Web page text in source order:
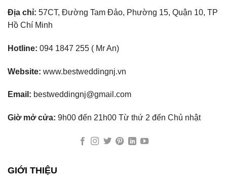
Địa chỉ: 57CT, Đường Tam Đảo, Phường 15, Quận 10, TP
Hồ Chí Minh
Hotline: 094 1847 255 ( Mr An)
Website: www.bestweddingnj.vn
Email: bestweddingnj@gmail.com
Giờ mở cửa: 9h00 đến 21h00 Từ thứ 2 đến Chủ nhật
GIỚI THIỆU